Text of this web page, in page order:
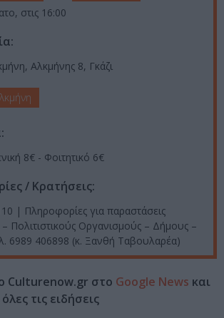
στις 16:00
Αλκμήνης 8, Γκάζι
8€ - Φοιτητικό 6€
/ Κρατήσεις:
| Πληροφορίες για παραστάσεις
Πολιτιστικούς Οργανισμούς – Δήμους –
6989 406898 (κ. Ξανθή Ταβουλαρέα)
Culturenow.gr στο Google News και
τις ειδήσεις